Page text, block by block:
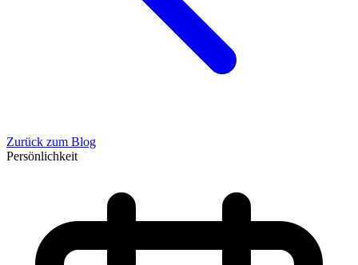
Zurück zum Blog
Persönlichkeit